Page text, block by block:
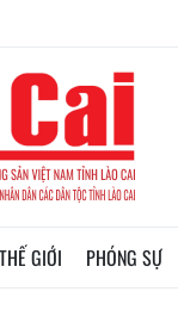
THẾ GIỚI PHÓNG SỰ